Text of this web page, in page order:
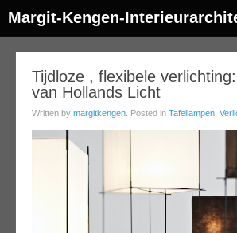
Margit-Kengen-
Tijdloze , flexibele
van Hollands Licht
Written by margitkengen . Posted in Tafellampen